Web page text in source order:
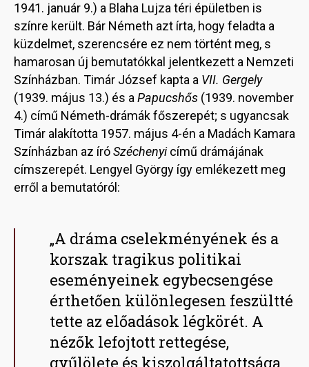
1941. január 9.) a Blaha Lujza téri épületben is
színre került. Bár Németh azt írta, hogy feladta a
küzdelmet, szerencsére ez nem történt meg, s
hamarosan új bemutatókkal jelentkezett a Nemzeti
Színházban. Timár József kapta a VII. Gergely
(1939. május 13.) és a Papucshős (1939. november
4.) című Németh-drámák főszerepét; s ugyancsak
Timár alakította 1957. május 4-én a Madách Kamara
Színházban az íróSzéchenyicímű drámájának
címszerepét. Lengyel György így emlékezett meg
erről a bemutatóról:
„A dráma cselekményének és a
korszak tragikus politikai
eseményeinek egybecsengése
érthetően különlegesen feszültté
tette az előadások légkörét. A
nézők lefojtott rettegése,
gyűlölete és kiszolgáltatottsága